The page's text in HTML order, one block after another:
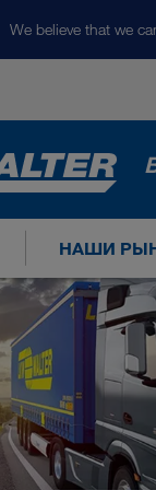
We believe that we
НАШИ